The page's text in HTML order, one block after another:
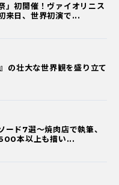
」初開催！ヴァイオリニス
来日、世界初演で...
の壮大な世界観を盛り立て
ード7選〜焼肉店で執筆、
本以上も描い...